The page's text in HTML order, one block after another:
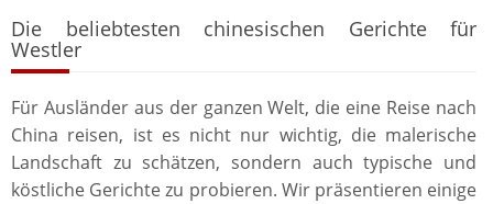
Die beliebtesten chinesischen Gerichte für
Westler
Für Ausländer aus der ganzen Welt, die eine Reise nach
China reisen, ist es nicht nur wichtig, die malerische
Landschaft zu schätzen, sondern auch typische und
köstliche Gerichte zu probieren. Wir präsentieren einige